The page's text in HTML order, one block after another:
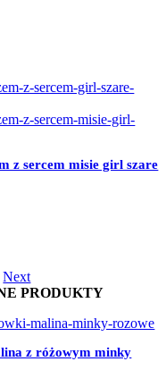
z sercem misie girl szare
Next
PRODUKTY
z różowym minky